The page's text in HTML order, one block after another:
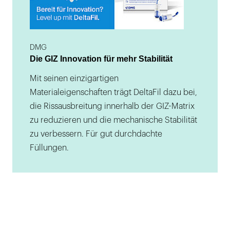
DMG
Die GIZ Innovation für mehr Stabilität
Mit seinen einzigartigen
Materialeigenschaften trägt DeltaFil dazu bei,
die Rissausbreitung innerhalb der GIZ-Matrix
zu reduzieren und die mechanische Stabilität
zu verbessern. Für gut durchdachte
Füllungen.